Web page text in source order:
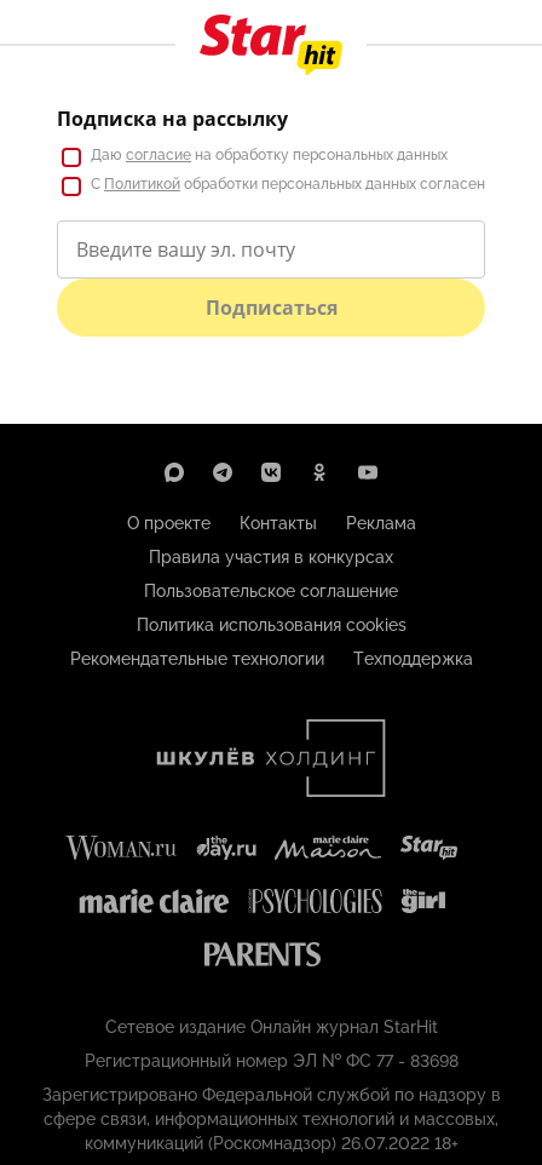
Подписка на рассылку
Даю согласие на обработку персональных данных
С Политикой обработки персональных данных согласен
Подписаться
О проекте Контакты
Реклама
Правила участия в конкурсах
Пользовательское соглашение
Политика использования cookies
Рекомендательные технологии
Техподдержка
Сетевое издание Онлайн журнал StarHit
Регистрационный номер ЭЛ № ФС 77 - 83698
Зарегистрировано Федеральной службой по надзору в
сфере связи, информационных технологий и массовых,
коммуникаций (Роскомнадзор) 26.07.2022 18+